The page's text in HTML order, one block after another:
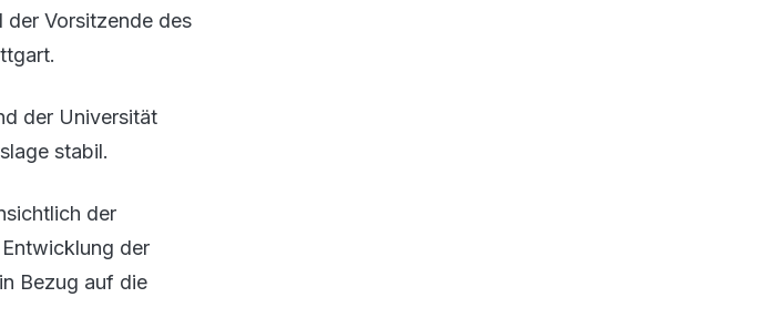
Vorsitzende des
der Universität
stabil.
der
der
Bezug auf die